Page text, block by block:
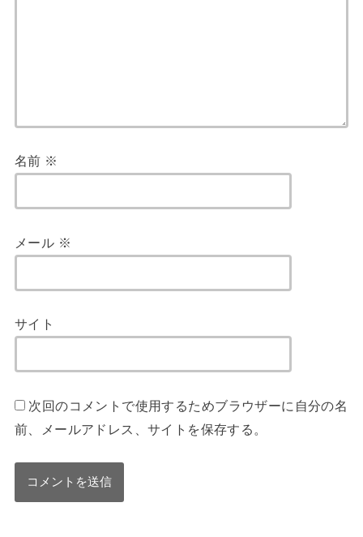
名前 ※
メール ※
サイト
次回のコメントで使用するためブラウザーに自分の名
前、メールアドレス、サイトを保存する。